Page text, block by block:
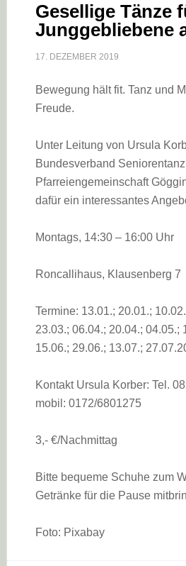
Gesellige Tänze
Junggebliebene
17. DEZEMBER 2019
Bewegung hält fit. Tanz und
Freude.
Unter Leitung von Ursula
Bundesverband
Pfarreiengemeinschaft
dafür ein interessantes
Montags, 14:30 – 16:00 Uhr
Roncallihaus, Klausenberg 7
Termine: 13.01.; 20.01.;
23.03.; 06.04.; 20.04.; 04.05.;
15.06.; 29.06.; 13.07.;
Kontakt Ursula Korber: Tel.
mobil: 0172/6801275
3,- €/Nachmittag
Bitte bequeme Schuhe zum
Getränke für die Pause
Foto: Pixabay